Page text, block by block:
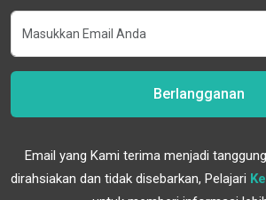
Berlangganan
Email yang Kami terima menjadi
dirahsiakan dan tidak disebarkan, Pelajari